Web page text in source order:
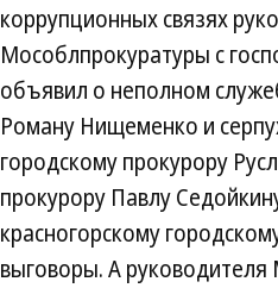
коррупционных связях
Мособлпрокуратуры с
объявил о неполном
Роману Нищеменко и
городскому прокурору
прокурору Павлу
красногорскому
выговоры. А